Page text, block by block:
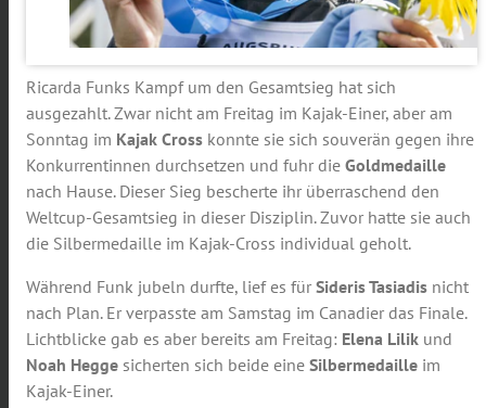
Ricarda Funks Kampf um den Gesamtsieg hat sich
ausgezahlt. Zwar nicht am Freitag im Kajak-Einer, aber am
Sonntag im Kajak Cross konnte sie sich souverän gegen ihre
Konkurrentinnen durchsetzen und fuhr die Goldmedaille
nach Hause. Dieser Sieg bescherte ihr überraschend den
Weltcup-Gesamtsieg in dieser Disziplin. Zuvor hatte sie auch
die Silbermedaille im Kajak-Cross individual geholt.
Während Funk jubeln durfte, lief es für Sideris Tasiadis nicht
nach Plan. Er verpasste am Samstag im Canadier das Finale.
Lichtblicke gab es aber bereits am Freitag: Elena Lilik und
Noah Hegge sicherten sich beide eine Silbermedaille im
Kajak-Einer.